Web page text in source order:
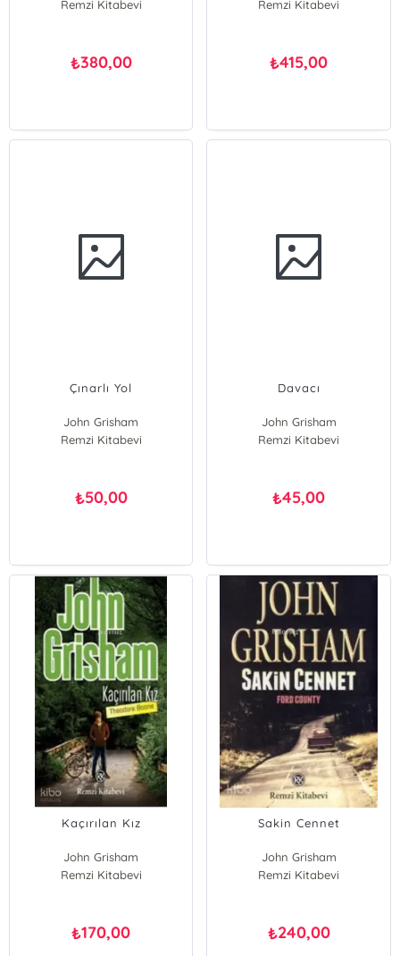
Remzi Kitabevi
₺380,00
Remzi Kitabevi
₺415,00
Çınarlı Yol
John Grisham
Remzi Kitabevi
₺50,00
Davacı
John Grisham
Remzi Kitabevi
₺45,00
Kaçırılan Kız
John Grisham
Remzi Kitabevi
₺170,00
Sakin Cennet
John Grisham
Remzi Kitabevi
₺240,00